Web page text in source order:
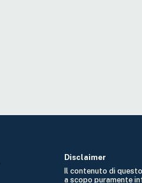
Disclaimer
Il contenuto di
a scopo puramente